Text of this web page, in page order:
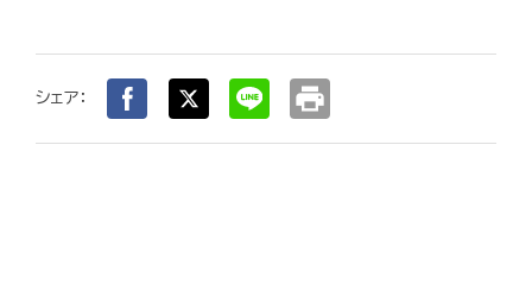
シェア： print